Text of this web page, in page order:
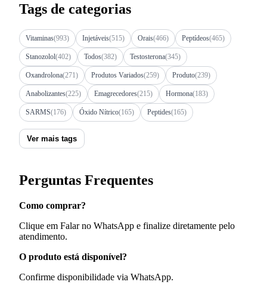
Tags de categorias
Vitaminas(993) Injetáveis(515) Orais(466) Peptídeos(465)
Stanozolol(402) Todos(382) Testosterona(345)
Oxandrolona(271) Produtos Variados(259) Produto(239)
Anabolizantes(225) Emagrecedores(215) Hormona(183)
SARMS(176) Óxido Nítrico(165) Peptides(165)
Ver mais tags
Perguntas Frequentes
Como comprar?
Clique em Falar no WhatsApp e finalize diretamente pelo
atendimento.
O produto está disponível?
Confirme disponibilidade via WhatsApp.